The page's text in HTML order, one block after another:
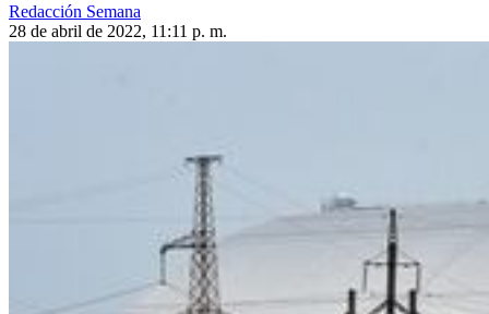
Redacción Semana
28 de abril de 2022, 11:11 p. m.